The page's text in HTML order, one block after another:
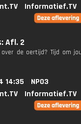
Informatief.TV
Afl. 2
de oertijd? Tijd om
14:35
NPO3
Informatief.TV